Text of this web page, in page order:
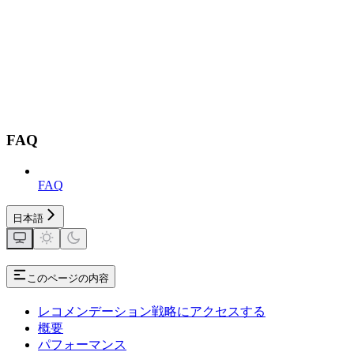
FAQ
FAQ
日本語
このページの内容
レコメンデーション戦略にアクセスする
概要
パフォーマンス